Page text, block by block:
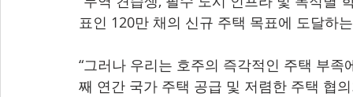
표인 120만 채의 신규 주택 목표에 도달하
“그러나 우리는 호주의 즉각적인 주택 부
째 연간 국가 주택 공급 및 저렴한 주택 협